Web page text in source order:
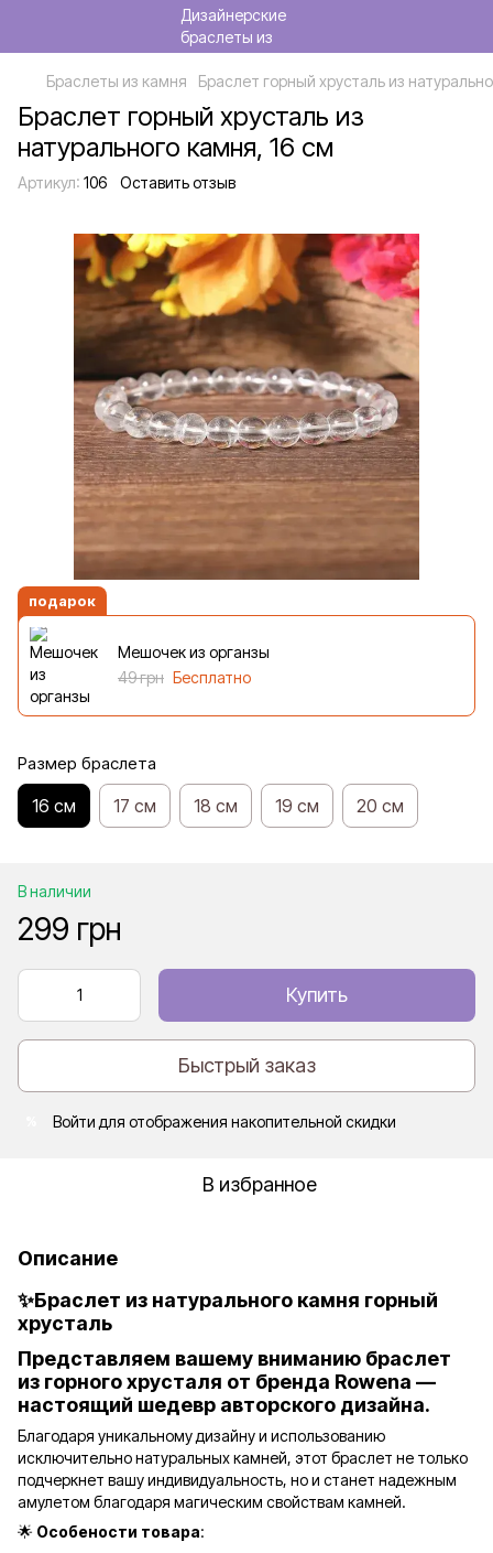
Браслеты из камня Браслет горный хрусталь из
Браслет горный хрусталь из
натурального камня, 16 см
Артикул: 106 Оставить отзыв
подарок
Мешочек из органзы
49 грн Бесплатно
Размер браслета
16 см 17 см 18 см 19 см 20 см
В наличии
299 грн
Купить
Быстрый заказ
Войти для отображения накопительной скидки
В избранное
Описание
✨Браслет из натурального камня горный
хрусталь
Представляем вашему вниманию браслет
из горного хрусталя от бренда Rowena —
настоящий шедевр авторского дизайна.
Благодаря уникальному дизайну и использованию
исключительно натуральных камней, этот браслет не только
подчеркнет вашу индивидуальность, но и станет надежным
амулетом благодаря магическим свойствам камней.
🌟 Особености товара: